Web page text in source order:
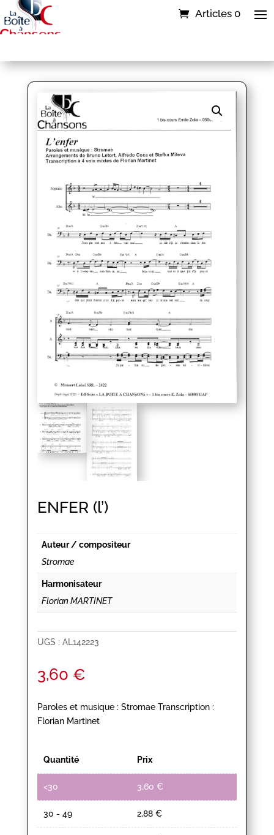
Articles 0
ENFER (l’)
Auteur / compositeur
Stromae
Harmonisateur
Florian MARTINET
UGS : AL142223
3,60 €
Paroles et musique : Stromae Transcription :
Florian Martinet
Quantité Prix
<30 3,60 €
30 - 49 2,88 €